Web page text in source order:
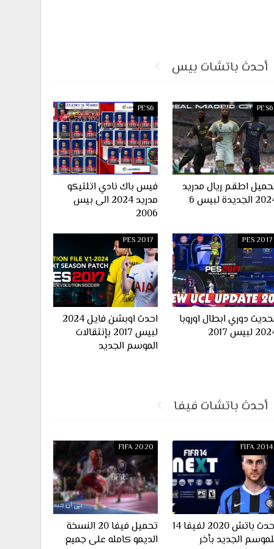
أحدث باتشات بيس
PES6
اطقم ريال مدريد
لبيس 6
PES6
فيس باك نادي اتلتيكو
مدريد 2024 الى بيس
2006
PES 2017
دوري ابطال اوروبا
لبيس 2017
PES 2017
احدث اوبشن فايل 2024
لبيس 2017 بإنتقالات
الموسم الجديد
أحدث باتشات فيفا
FIFA 2014
احدث باتش 2020 لفيفا 14
الجديد بأخر
FIFA 2020
تحميل فيفا 20 النسخة
الديمو كامله على جميع